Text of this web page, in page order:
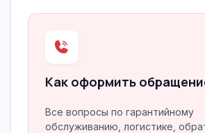
Как оформить
Все вопросы по гарантийному
обслуживанию, логистике,